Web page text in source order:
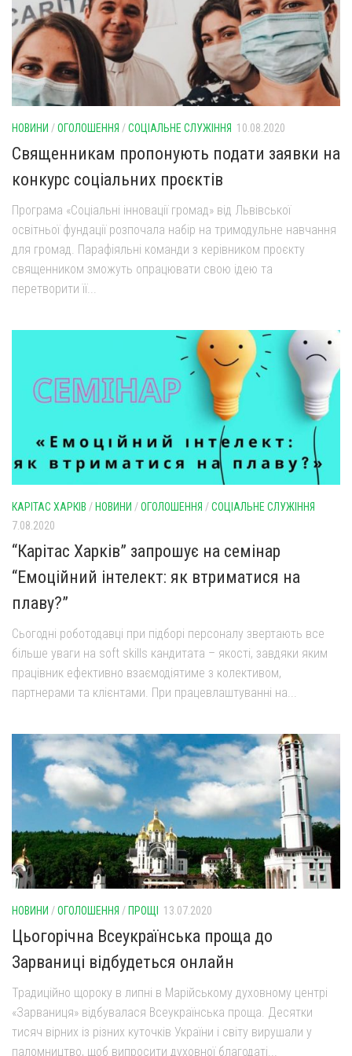
Оголошення
Трансляції
НОВИНИ /ОГОЛОШЕННЯ /СОЦІАЛЬНЕ СЛУЖІННЯ 10.08.2020
Священникам пропонують подати заявки на
конкурс соціальних проєктів
Програма «Соціальні інновації громад» від Львівської
освітньої фундації розпочала набір на тримодульне навчання
для громад. Парафіяльні команди з керівником проєкту
священником зможуть опрацювати свою ідею та
перетворити її...
КАРІТАС ХАРКІВ / НОВИНИ /ОГОЛОШЕННЯ /СОЦІАЛЬНЕ СЛУЖІННЯ
7.08.2020
“Карітас Харків” запрошує на семінар
“Емоційний інтелект: як втриматися на
плаву?”
Сьогодні роботодавці при підборі персоналу звертають все
більше уваги на soft skills кандитата – якості, завдяки яким
працівник ефективно взаємодіятиме з колективом,
партнерами та клієнтами. При працевлаштуванні на...
НОВИНИ /ОГОЛОШЕННЯ / ПРОЩІ 13.07.2020
Цьогорічна Всеукраїнська проща до
Зарваниці відбудеться онлайн
Традиційно щороку в липні в Марійському духовному центрі
«Зарваниця» відбувалася Всеукраїнська проща. Десятки
тисяч вірних із різних куточків України і світу вирушали у
паломництво, щоб випросити духовної благодаті...